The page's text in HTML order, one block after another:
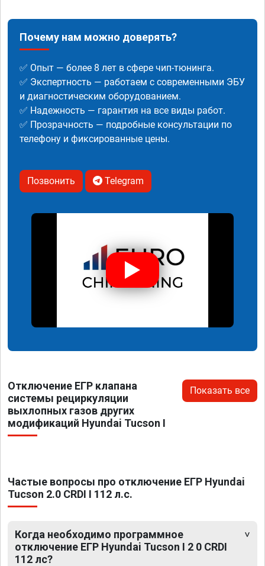
Почему нам можно доверять?
✅ Опыт — более 8 лет в сфере чип-тюнинга.
✅ Экспертность — работаем с современными ЭБУ
и диагностическим оборудованием.
✅ Надежность — гарантия на все виды работ.
✅ Прозрачность — подробные консультации по
телефону и фиксированные цены.
Позвонить Telegram
Отключение ЕГР клапана
системы рециркуляции
выхлопных газов других
модификаций Hyundai Tucson I
Показать все
Частые вопросы про отключение ЕГР Hyundai
Tucson 2.0 CRDI I 112 л.с.
Когда необходимо программное
отключение ЕГР Hyundai Tucson I 2 0 CRDI
112 лс?